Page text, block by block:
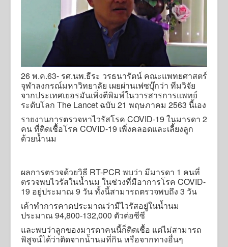
26 พ.ค.63- รศ.นพ.ธีระ วรธนารัตน์ คณะแพทยศาสตร์
จุฬาลงกรณ์มหาวิทยาลัย เผยผ่านเฟซบุ๊กว่า ทีมวิจัย
จากประเทศเยอรมันเพิ่งตีพิมพ์ในวารสารการแพทย์
ระดับโลก The Lancet ฉบับ 21 พฤษภาคม 2563 นี้เอง
รายงานการตรวจหาไวรัสโรค COVID-19 ในมารดา 2
คน ที่ติดเชื้อโรค COVID-19 เพิ่งคลอดและเลี้ยงลูก
ด้วยน้ำนม
ผลการตรวจด้วยวิธี RT-PCR พบว่า มีมารดา 1 คนที่
ตรวจพบไวรัสในน้ำนม ในช่วงที่มีอาการโรค COVID-
19 อยู่ประมาณ 9 วัน ทั้งนี้สามารถตรวจพบถึง 3 วัน
เค้าทำการคาดประมาณว่ามีไวรัสอยู่ในน้ำนม
ประมาณ 94,800-132,000 ตัวต่อซีซี
และพบว่าลูกของมารดาคนนี้ก็ติดเชื้อ แต่ไม่สามารถ
พิสูจน์ได้ว่าติดจากน้ำนมที่กิน หรือจากทางอื่นๆ